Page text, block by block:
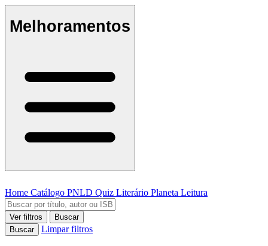
Melhoramentos
Home Catálogo PNLD Quiz Literário Planeta Leitura
Ver filtros
Buscar
Buscar
Limpar filtros